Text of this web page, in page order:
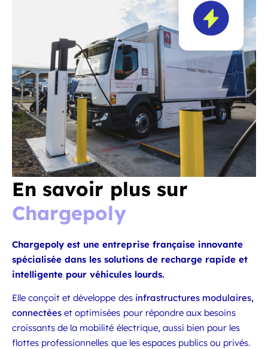
En savoir plus sur
Chargepoly
Chargepoly est une entreprise française innovante
spécialisée dans les solutions de recharge rapide et
intelligente pour véhicules lourds.
Elle conçoit et développe des infrastructures modulaires,
connectées et optimisées pour répondre aux besoins
croissants de la mobilité électrique, aussi bien pour les
flottes professionnelles que les espaces publics ou privés.